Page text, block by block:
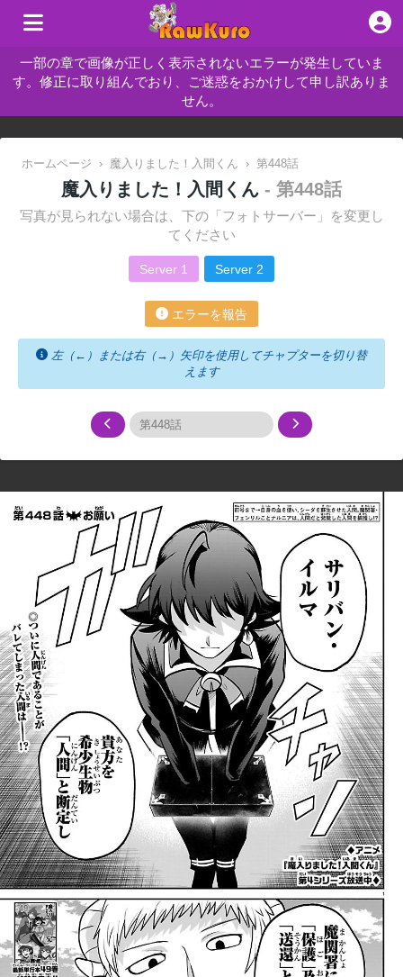
一部の章で画像が正しく表示されないエラーが発生していま
す。修正に取り組んでおり、ご迷惑をおかけして申し訳ありま
せん。
ホームページ › 魔入りました！入間くん › 第448話
魔入りました！入間くん - 第448話
写真が見られない場合は、下の「フォトサーバー」を変更し
てください
Server 1 Server 2
エラーを報告
左（←）または右（→）矢印を使用してチャプターを切り替
えます